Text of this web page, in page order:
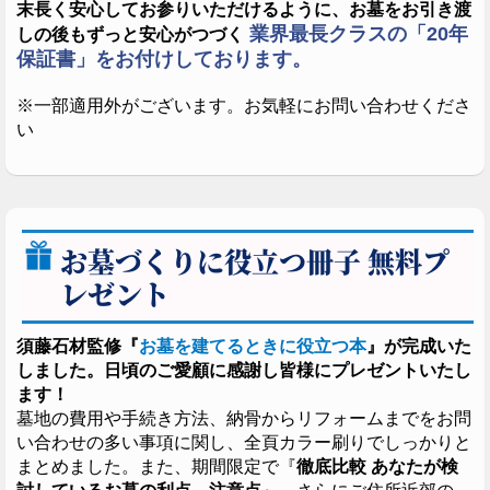
末長く安心してお参りいただけるように、お墓をお引き渡
しの後もずっと安心がつづく 業界最長クラスの「20年
保証書」をお付けしております。
※一部適用外がございます。お気軽にお問い合わせくださ
い
お墓づくりに役立つ冊子 無料プ
レゼント
須藤石材監修『お墓を建てるときに役立つ本』が完成いた
しました。日頃のご愛顧に感謝し皆様にプレゼントいたし
ます！
墓地の費用や手続き方法、納骨からリフォームまでをお問
い合わせの多い事項に関し、全頁カラー刷りでしっかりと
まとめました。また、期間限定で『徹底比較 あなたが検